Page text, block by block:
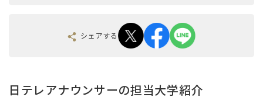
シェアする
日テレアナウンサーの担当大学紹介